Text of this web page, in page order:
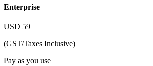
Enterprise
USD 59
(GST/Taxes Inclusive)
Pay as you use